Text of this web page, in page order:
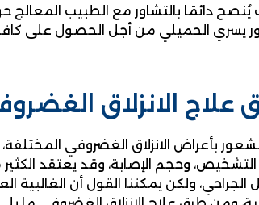
يُنصح دائمًا بالتشاور مع الطبيب المعالج
يسري الحميلي من أجل الحصول على
علاج الانزلاق
بأعراض الانزلاق الغضروفي
التشخيص، وحجم الإصابة، وقد يعتقد
الجراحي، ولكن يمكننا القول أن